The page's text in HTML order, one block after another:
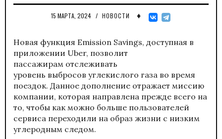
15 МАРТА, 2024 / НОВОСТИ ♦
Новая функция Emission Savings, доступная в
приложении Uber, позволит
пассажирам отслеживать
уровень выбросов углекислого газа во время
поездок. Данное дополнение отражает миссию
компании, которая направлена прежде всего на
то, чтобы как можно больше пользователей
сервиса переходили на образ жизни с низким
углеродным следом.